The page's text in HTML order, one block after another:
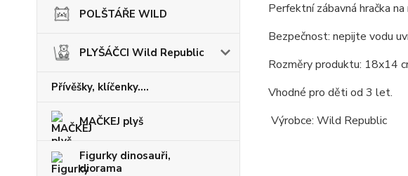
POLŠTÁŘE WILD
PLYŠÁČCI Wild Republic
Přívěšky, klíčenky....
MAČKEJ plyš
Figurky dinosauři,
diorama
Perfektní zábavná hračka
Bezpečnost: nepijte vodu
Rozměry produktu: 18x14
Vhodné pro děti od 3 let.
Výrobce: Wild Republic